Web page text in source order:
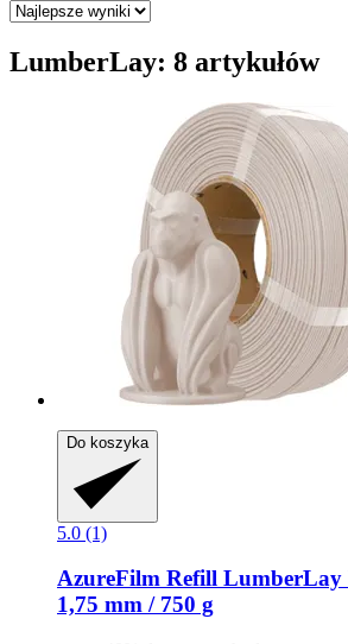
LumberLay: 8 artykułów
Do koszyka
5.0 (1)
AzureFilm Refill LumberLay
1,75 mm / 750 g